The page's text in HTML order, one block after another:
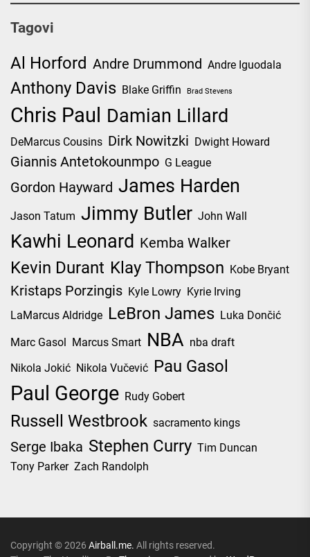
Tagovi
Al Horford Andre Drummond Andre Iguodala
Anthony Davis Blake Griffin Brad Stevens
Chris Paul Damian Lillard
DeMarcus Cousins Dirk Nowitzki Dwight Howard
Giannis Antetokounmpo G League
Gordon Hayward James Harden
Jason Tatum Jimmy Butler John Wall
Kawhi Leonard Kemba Walker
Kevin Durant Klay Thompson Kobe Bryant
Kristaps Porzingis Kyle Lowry Kyrie Irving
LaMarcus Aldridge LeBron James Luka Dončić
Marc Gasol Marcus Smart NBA nba draft
Nikola Jokić Nikola Vučević Pau Gasol
Paul George Rudy Gobert
Russell Westbrook sacramento kings
Serge Ibaka Stephen Curry Tim Duncan
Tony Parker Zach Randolph
Copyright © 2026 Airball.me. All rights reserved.